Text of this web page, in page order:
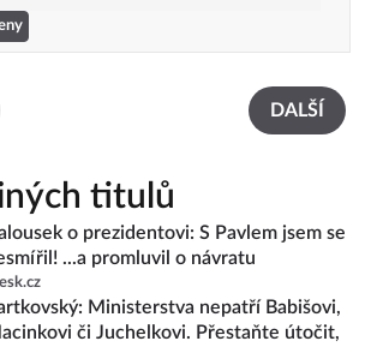
DALŠÍ
titulů
o prezidentovi: S Pavlem jsem se
...a promluvil o návratu
Ministerstva nepatří Babišovi,
či Juchelkovi. Přestaňte útočit,